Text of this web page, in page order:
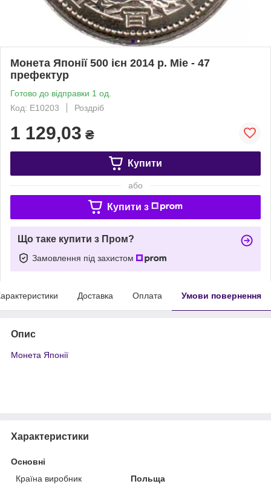
Монета Японії 500 ієн 2014 р. Міе - 47
префектур
Готово до відправки 1 од.
Код: Е10203
Роздріб
1 129,03 ₴
Купити
або
Купити з
Що таке купити з Пром?
Замовлення під захистом
Доставка Оплата Умови повернення
Опис
Монета Японії
Характеристики
Основні
Країна виробник
Польща